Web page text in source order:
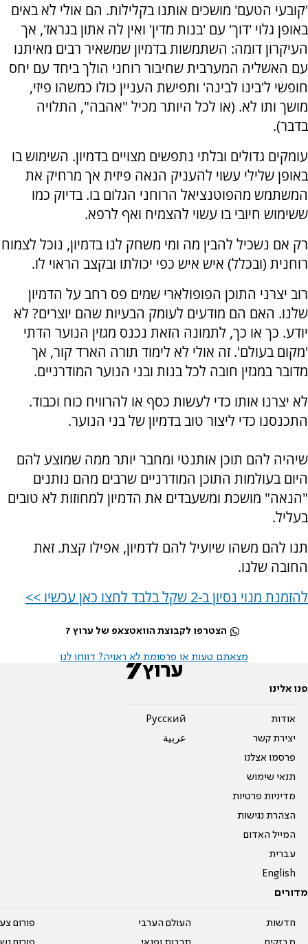
'קובעי הטעם' מושכים אותנו בקלילות. הם אולי לא באים
באופן גלוי 'דוך' עם 'בנות מדין' ואין לה אתון בגראז', אך
העיקרון דומה: השתמשות בדמיון שמשאיר רבים מאיתנו
עם האשליה המערבית שחיבור רוחני הולך ביחד עם יחס
חופשי ל'בינו לבינה' ותפישת העניין כולו כמשהו פיזי,
מושך ותו לא. (או לכל היותר מכיל "אהבה", התלויה
בדבר).
עומקים גדולים ובלתי נתפשים מצויים בדמיון. השימוש בו
באופן שלילי עשוי להעניק הנאה פיזית אך מרחיק את
המשתמש מהפוטנציאל הרוחני הגלום בו. בדיוק כמו
ששימוש חיובי בו עשוי להצמיח ואף לרפא.
רק אם נשכיל להבין מה ומי משחק לנו בדמיון, נוכל לצמוח
רוחנית (ובכלל) איש איש כפי יכולתו ובקצב הראוי לו.
רוב יצרני התוכן הפופולארי שמים פס רחב על הדמיון
שלנו. האם הם מודעים לעומק הבעיות שהם יוצרים? לא
יודע. כך או כך, לתמונה הזאת נכנס מגזין הנוער הדתי
'מקום בעולם'. זה אולי לא לימוד תורה הארד קור, אך
מדובר במגזין חובה לכל בנות ובני הנוער המודרניים.
לא יצרנו אותו כדי לעשות כסף או להרוויח כוח וכבוד.
התכנסנו כדי ליצור טוב בדמיון של בני הנוער.
שיהיה להם תוכן אותנטי ומחבר יותר ממה שמוצע להם
היום בעולמות התוכן המודרניים שרבים מהם נותנים
"הנאה" מושכת ומשעבדים את הדמיון למחוזות לא טובים
בעליל.
תנו להם משהו שיועיל להם לדמיון, אפילו קצת. זאת
החובה שלנו.
להזמנת מנוי נסיון ב-2 שקל בלבד לחצו כאן עכשיו >>
הצטרפו לקבוצת הוואטצאפ של ערוץ 7
מצאתם טעות או פרסומת לא ראויה? דווחו לנו
פנו אלינו
אודות
יצירת קשר
פרסמו אצלנו
תנאי שימוש
מדיניות פרטיות
הצהרת נגישות
המייל האדום
עברית
English
Pусский
عربية
מדורים
חדשות
העולם הערבי
פורום